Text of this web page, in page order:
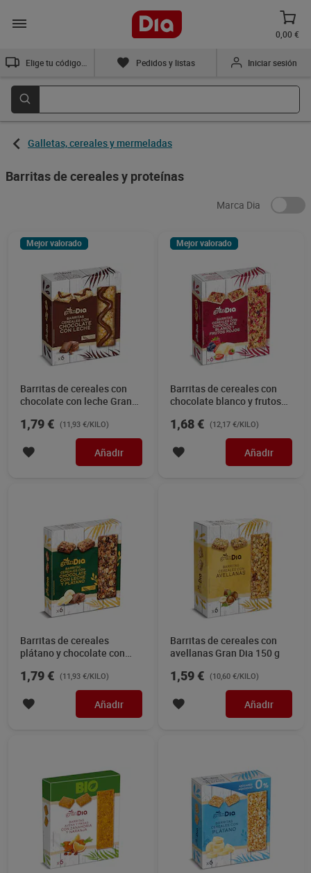
0,00 €
Pedidos y listas Iniciar sesión
Galletas, cereales y mermeladas
Barritas de cereales y proteínas
Marca Dia
Mejor valorado
Barritas de cereales con
chocolate con leche Gran
1,79 € (11,93 €/KILO)
Añadir
Mejor valorado
Barritas de cereales con
chocolate blanco y frutos
1,68 € (12,17 €/KILO)
Añadir
Barritas de cereales
plátano y chocolate con
1,79 € (11,93 €/KILO)
Añadir
Barritas de cereales con
avellanas Gran Dia 150 g
1,59 € (10,60 €/KILO)
Añadir